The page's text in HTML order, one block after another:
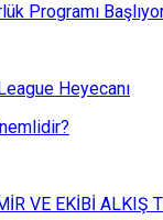
Programı
Heyecanı
VE EKİBİ ALKIŞ